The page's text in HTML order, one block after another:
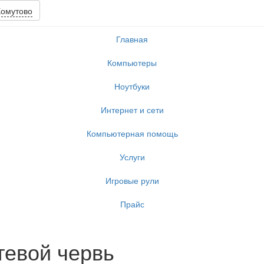
Главная
Компьютеры
Ноутбуки
Интернет и сети
Компьютерная помощь
Услуги
Игровые рули
Прайс
червь